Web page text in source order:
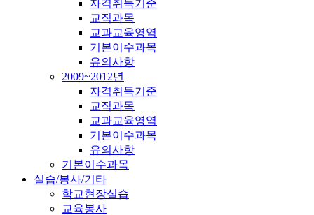
자격취득기준
교직과목
교과교육영역
기본이수과목
유의사항
2009~2012년
자격취득기준
교직과목
교과교육영역
기본이수과목
유의사항
기본이수과목
실습/봉사/기타
학교현장실습
교육봉사